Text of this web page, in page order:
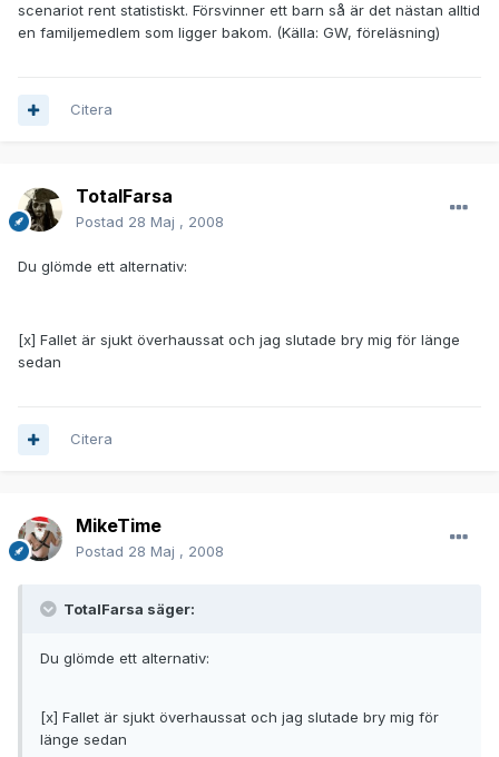
scenariot rent statistiskt. Försvinner ett barn så är det nästan alltid
en familjemedlem som ligger bakom. (Källa: GW, föreläsning)
Citera
TotalFarsa
Postad 28 Maj , 2008
Du glömde ett alternativ:
[x] Fallet är sjukt överhaussat och jag slutade bry mig för länge
sedan
Citera
MikeTime
Postad 28 Maj , 2008
TotalFarsa säger:
Du glömde ett alternativ:
[x] Fallet är sjukt överhaussat och jag slutade bry mig för
länge sedan